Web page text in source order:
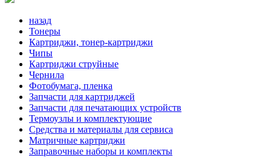
назад
Тонеры
Картриджи, тонер-картриджи
Чипы
Картриджи струйные
Чернила
Фотобумага, пленка
Запчасти для картриджей
Запчасти для печатающих устройств
Термоузлы и комплектующие
Средства и материалы для сервиса
Матричные картриджи
Заправочные наборы и комплекты